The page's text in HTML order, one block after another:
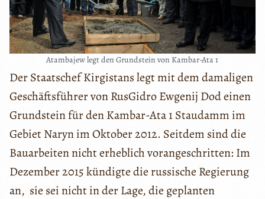
Atambajew legt den Grundstein von Kambar-Ata 1
Der Staatschef Kirgistans legt mit dem damaligen
Geschäftsführer von RusGidro Ewgenij Dod einen
Grundstein für den Kambar-Ata 1 Staudamm im
Gebiet Naryn im Oktober 2012. Seitdem sind die
Bauarbeiten nicht erheblich vorangeschritten: Im
Dezember 2015 kündigte die russische Regierung
an, sie sei nicht in der Lage, die geplanten